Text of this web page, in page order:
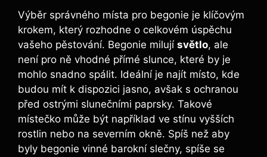
Výběr správného místa pro begonie je klíčovým
krokem, který rozhodne o celkovém úspěchu
vašeho pěstování. Begonie milují světlo, ale
není pro ně vhodné přímé slunce, které by je
mohlo snadno spálit. Ideální je najít místo, kde
budou mít k dispozici jasno, avšak s ochranou
před ostrými slunečními paprsky. Takové
místečko může být například ve stínu vyšších
rostlin nebo na severním okně. Spíš než aby
byly begonie vinné barokní slečny, spíše se